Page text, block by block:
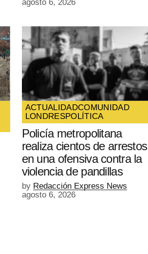
agosto 6, 2026
ACTUALIDADCOMUNIDAD
LONDRESPOLÍTICA
Policía metropolitana
realiza cientos de arrestos
en una ofensiva contra la
violencia de pandillas
by Redacción Express News
agosto 6, 2026